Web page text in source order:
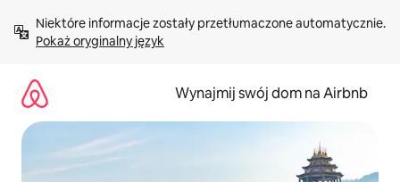
treści Pokaż oryginalny język
Wynajmij swój dom na Airbnb